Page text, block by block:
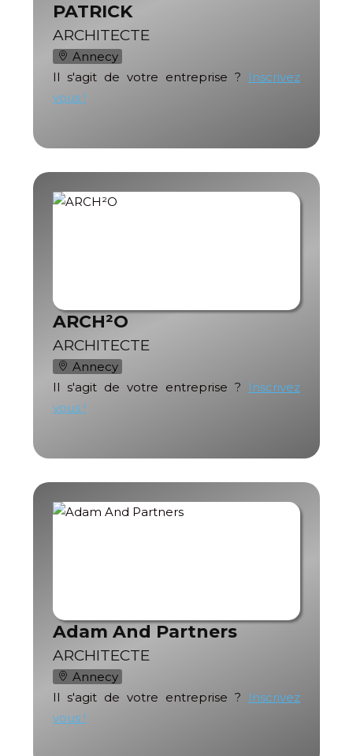
PATRICK
ARCHITECTE
Annecy
Il s'agit de votre entreprise ?
Inscrivez
vous !
ARCH²O
ARCHITECTE
Annecy
Il s'agit de votre entreprise ?
Inscrivez
vous !
Adam And Partners
ARCHITECTE
Annecy
Il s'agit de votre entreprise ?
Inscrivez
vous !